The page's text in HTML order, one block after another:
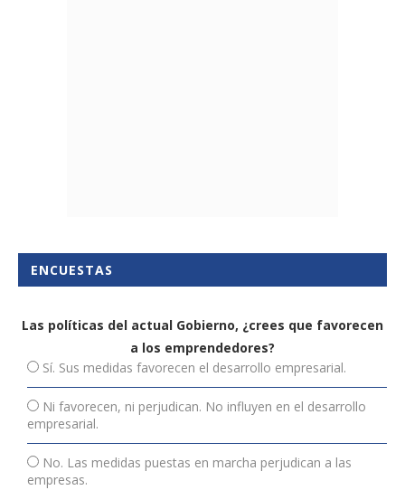
ENCUESTAS
Las políticas del actual Gobierno, ¿crees que favorecen
a los emprendedores?
Sí. Sus medidas favorecen el desarrollo empresarial.
Ni favorecen, ni perjudican. No influyen en el desarrollo
empresarial.
No. Las medidas puestas en marcha perjudican a las
empresas.